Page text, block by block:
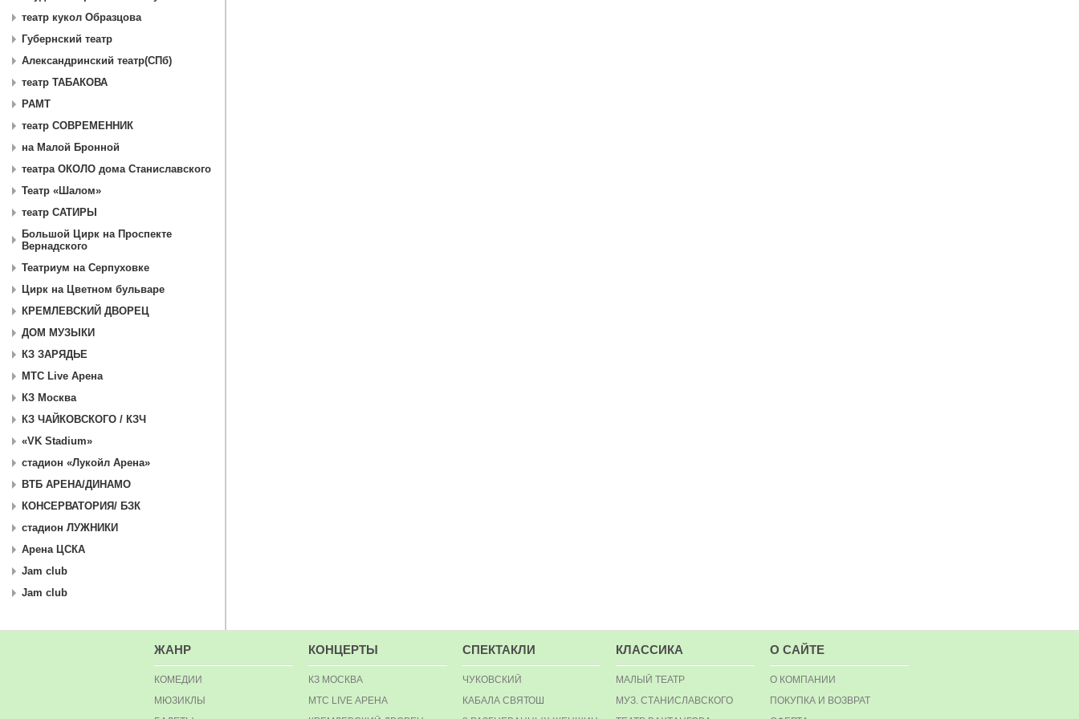
театр кукол Образцова
Губернский театр
Александринский театр(СПб)
театр ТАБАКОВА
РАМТ
театр СОВРЕМЕННИК
на Малой Бронной
театра ОКОЛО дома Станиславского
Театр «Шалом»
театр САТИРЫ
Большой Цирк на Проспекте
Вернадского
Театриум на Серпуховке
Цирк на Цветном бульваре
КРЕМЛЕВСКИЙ ДВОРЕЦ
ДОМ МУЗЫКИ
КЗ ЗАРЯДЬЕ
МТС Live Арена
КЗ Москва
КЗ ЧАЙКОВСКОГО / КЗЧ
«VK Stadium»
стадион «Лукойл Арена»
ВТБ АРЕНА/ДИНАМО
КОНСЕРВАТОРИЯ/ БЗК
стадион ЛУЖНИКИ
Арена ЦСКА
Jam club
Jam club
ЖАНР
КОМЕДИИ
МЮЗИКЛЫ
КОНЦЕРТЫ
КЗ МОСКВА
МТС LIVE АРЕНА
СПЕКТАКЛИ
ЧУКОВСКИЙ
КАБАЛА СВЯТОШ
КЛАССИКА
МАЛЫЙ ТЕАТР
МУЗ. СТАНИСЛАВСКОГО
О САЙТЕ
О КОМПАНИИ
ПОКУПКА И ВОЗВРАТ